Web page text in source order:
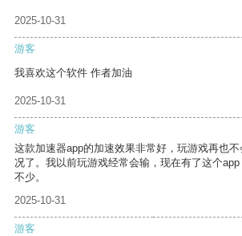
2025-10-31
游客
我喜欢这个软件 作者加油
2025-10-31
游客
这款加速器app的加速效果非常好，玩游戏再也
况了。我以前玩游戏经常会输，现在有了这个
不少。
2025-10-31
游客